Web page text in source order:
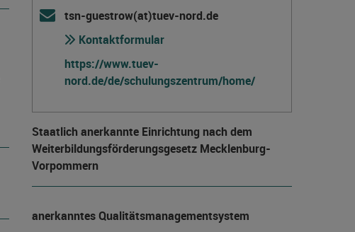
tsn-guestrow(at)tuev-nord.de
Kontaktformular
https://www.tuev-
nord.de/de/schulungszentrum/home/
Staatlich anerkannte Einrichtung nach dem
Weiter­bildungs­förderungs­gesetz Mecklenburg-
Vorpommern
anerkanntes Qualitätsmanagementsystem